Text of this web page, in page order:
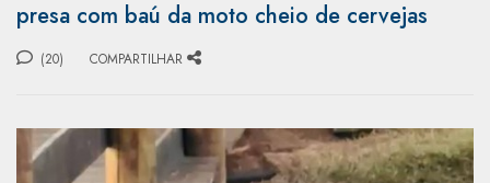
presa com baú da moto cheio de cervejas
(20) COMPARTILHAR